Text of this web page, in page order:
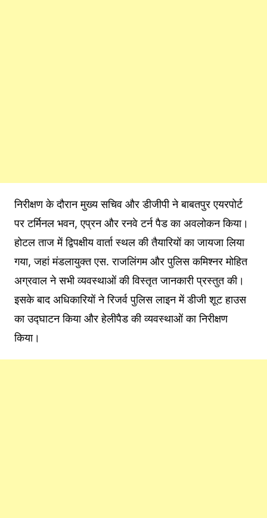
निरीक्षण के दौरान मुख्य सचिव और डीजीपी ने बाबतपुर एयरपोर्ट
पर टर्मिनल भवन, एप्रन और रनवे टर्न पैड का अवलोकन किया।
होटल ताज में द्विपक्षीय वार्ता स्थल की तैयारियों का जायजा लिया
गया, जहां मंडलायुक्त एस. राजलिंगम और पुलिस कमिश्नर मोहित
अग्रवाल ने सभी व्यवस्थाओं की विस्तृत जानकारी प्रस्तुत की।
इसके बाद अधिकारियों ने रिजर्व पुलिस लाइन में डीजी शूट हाउस
का उद्घाटन किया और हेलीपैड की व्यवस्थाओं का निरीक्षण
किया।